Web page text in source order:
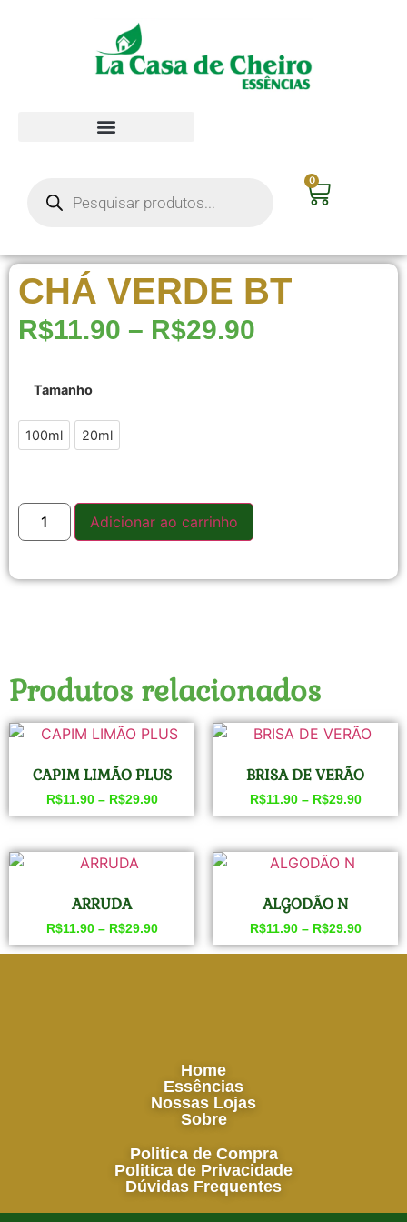
0
CHÁ VERDE BT
R$11.90 – R$29.90
Tamanho
100ml 20ml
Adicionar ao carrinho
Produtos relacionados
CAPIM LIMÃO PLUS
R$11.90– R$29.90
BRISA DE VERÃO
R$11.90– R$29.90
ARRUDA
R$11.90– R$29.90
ALGODÃO N
R$11.90– R$29.90
Home
Essências
Nossas Lojas
Sobre
Politica de Compra
Politica de Privacidade
Dúvidas Frequentes